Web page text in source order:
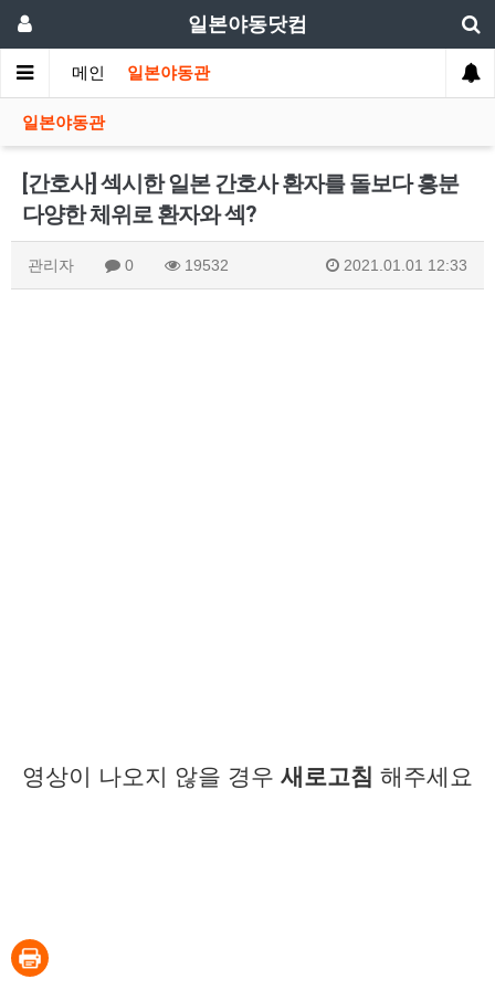
일본야동닷컴
메인 일본야동관
일본야동관
[간호사] 섹시한 일본 간호사 환자를 돌보다 흥분
다양한 체위로 환자와 섹?
관리자 0 19532 2021.01.01 12:33
영상이 나오지 않을 경우 새로고침 해주세요